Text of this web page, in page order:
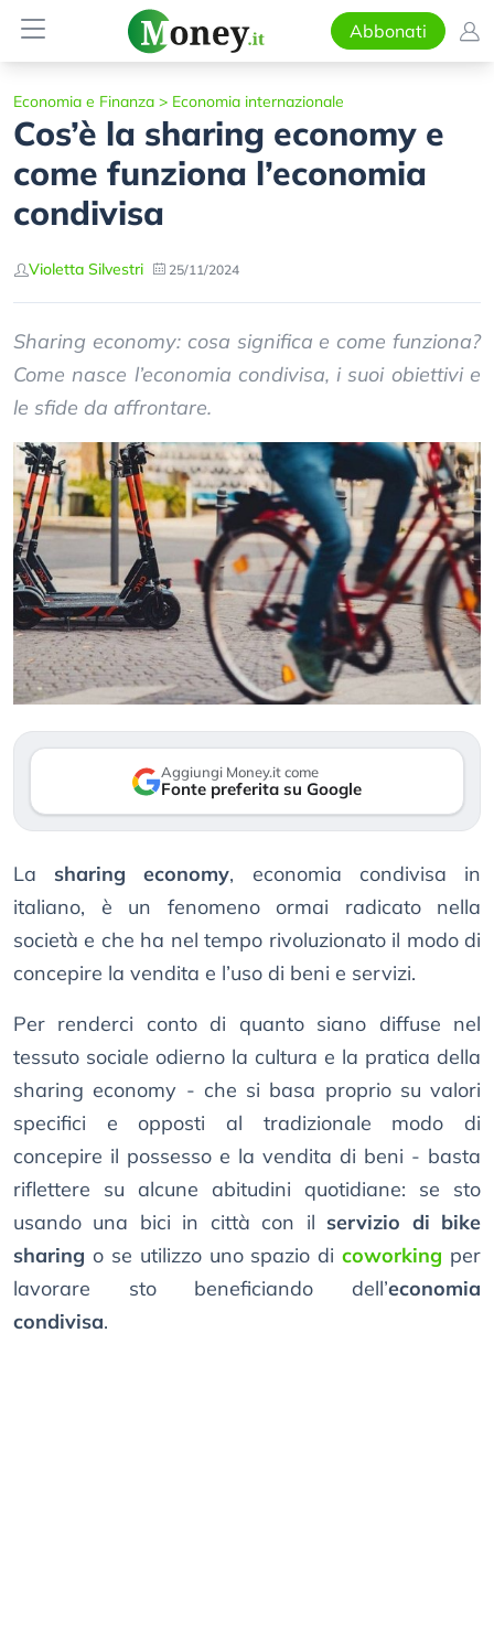
Abbonati
Economia e Finanza > Economia internazionale
Cos’è la sharing economy e
come funziona l’economia
condivisa
Violetta Silvestri 25/11/2024
Sharing economy: cosa significa e come funziona?
Come nasce l’economia condivisa, i suoi obiettivi e
le sfide da affrontare.
Aggiungi Money.it come
Fonte preferita su Google
La sharing economy, economia condivisa in
italiano, è un fenomeno ormai radicato nella
società e che ha nel tempo rivoluzionato il modo di
concepire la vendita e l’uso di beni e servizi.
Per renderci conto di quanto siano diffuse nel
tessuto sociale odierno la cultura e la pratica della
sharing economy - che si basa proprio su valori
specifici e opposti al tradizionale modo di
concepire il possesso e la vendita di beni - basta
riflettere su alcune abitudini quotidiane: se sto
usando una bici in città con il servizio di bike
sharing o se utilizzo uno spazio dicoworking per
lavorare sto beneficiando dell’economia
condivisa.